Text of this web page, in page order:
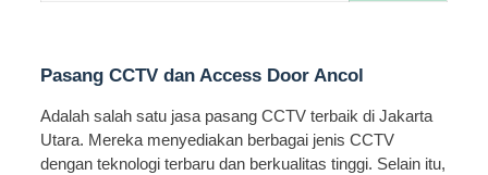
Pasang CCTV dan Access Door Ancol
Adalah salah satu jasa pasang CCTV terbaik di Jakarta
Utara. Mereka menyediakan berbagai jenis CCTV
dengan teknologi terbaru dan berkualitas tinggi. Selain itu,